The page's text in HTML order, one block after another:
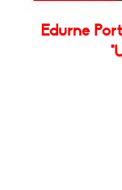
Edurne